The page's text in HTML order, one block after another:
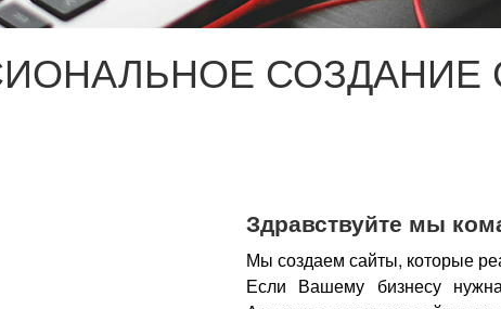
СОЗДАНИЕ
Здравствуйте мы
Мы создаем сайты, которые
Если Вашему бизнесу